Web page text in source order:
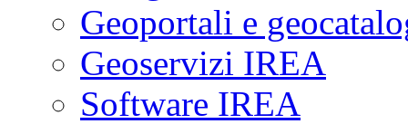
Geoportali e
Geoservizi IREA
Software IREA